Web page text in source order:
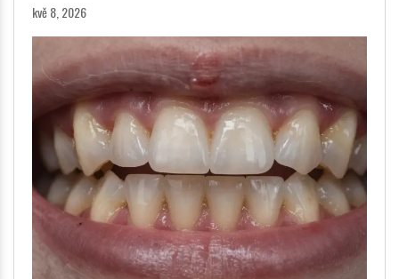
kvě 8, 2026